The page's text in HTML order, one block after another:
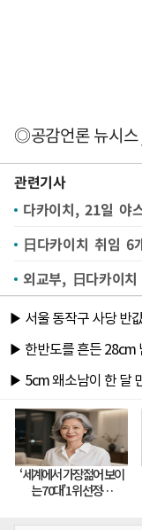
◎공감언론 뉴시스
관련기사